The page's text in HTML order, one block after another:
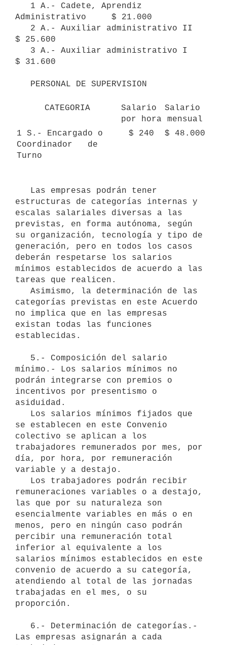
Administrativo     $ 21.000
$ 25.600
$ 31.600
CATEGORIA
Salario
por hora
Salario
mensual
1 S.- Encargado o
Coordinador   de
Turno
$ 240 $ 48.000